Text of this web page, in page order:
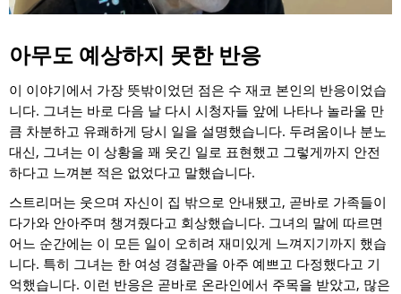
아무도 예상하지 못한 반응
이 이야기에서 가장 뜻밖이었던 점은 수 재코 본인의 반응이었습
니다. 그녀는 바로 다음 날 다시 시청자들 앞에 나타나 놀라울 만
큼 차분하고 유쾌하게 당시 일을 설명했습니다. 두려움이나 분노
대신, 그녀는 이 상황을 꽤 웃긴 일로 표현했고 그렇게까지 안전
하다고 느껴본 적은 없었다고 말했습니다.
스트리머는 웃으며 자신이 집 밖으로 안내됐고, 곧바로 가족들이
다가와 안아주며 챙겨줬다고 회상했습니다. 그녀의 말에 따르면
어느 순간에는 이 모든 일이 오히려 재미있게 느껴지기까지 했습
니다. 특히 그녀는 한 여성 경찰관을 아주 예쁘고 다정했다고 기
억했습니다. 이런 반응은 곧바로 온라인에서 주목을 받았고, 많은